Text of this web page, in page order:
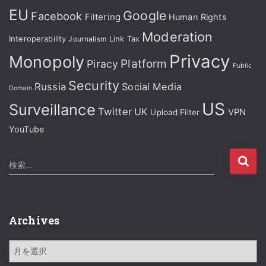
EU Facebook Filtering Google Human Rights
Interoperability Journalism Link Tax Moderation
Monopoly Piracy Platform Privacy Public
Domain Russia Security Social Media
Surveillance Twitter UK Upload Filter US VPN
YouTube
検
索
検索…
Archives